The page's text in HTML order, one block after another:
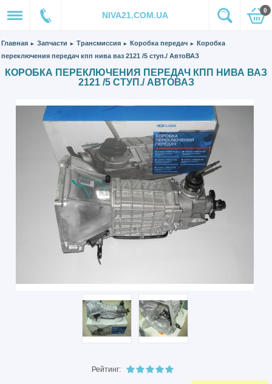
NIVA21.COM.UA 0
Главная ► Запчасти ► Трансмиссия ► Коробка передач ► Коробка
переключения передач кпп нива ваз 2121 /5 ступ./ АвтоВАЗ
КОРОБКА ПЕРЕКЛЮЧЕНИЯ ПЕРЕДАЧ КПП НИВА ВАЗ
2121 /5 СТУП./ АВТОВАЗ
Рейтинг: